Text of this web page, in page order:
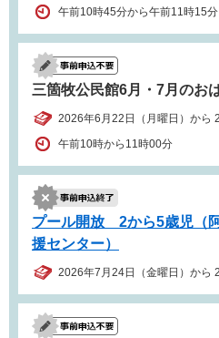
午前10時45分から午前11時15分
三箇牧公民館6月・7月のお
2026年6月22日（月曜日）から
午前10時から11時00分
プール開放 2から5歳児（
援センター）
2026年7月24日（金曜日）から